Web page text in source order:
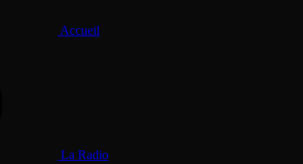
Accueil
La Radio